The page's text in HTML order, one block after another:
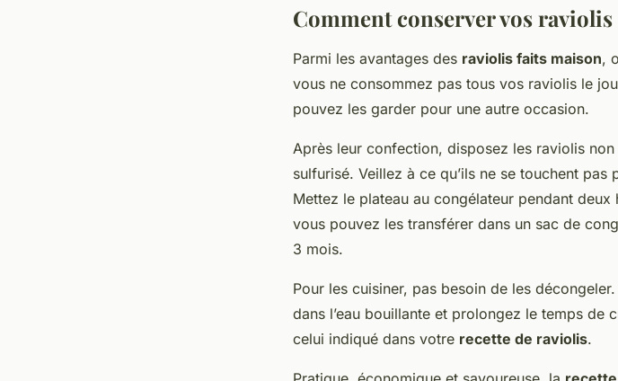
Comment conserver vos
Parmi les avantages des raviolis faits maison,
vous ne consommez pas tous vos raviolis le
pouvez les garder pour une autre occasion.
Après leur confection, disposez les raviolis
sulfurisé. Veillez à ce qu’ils ne se touchent pas
Mettez le plateau au congélateur pendant
vous pouvez les transférer dans un sac de
3 mois.
Pour les cuisiner, pas besoin de les
dans l’eau bouillante et prolongez le temps de
celui indiqué dans votre recette de raviolis.